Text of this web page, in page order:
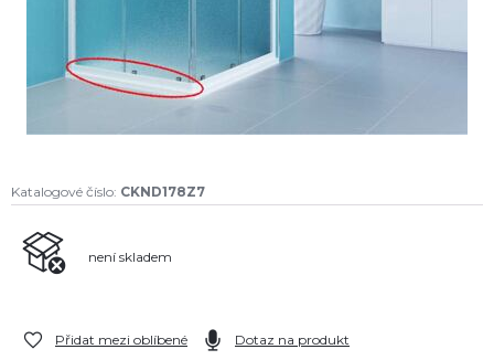
Katalogové číslo: CKND178Z7
není skladem
Přidat mezi oblíbené Dotaz na produkt